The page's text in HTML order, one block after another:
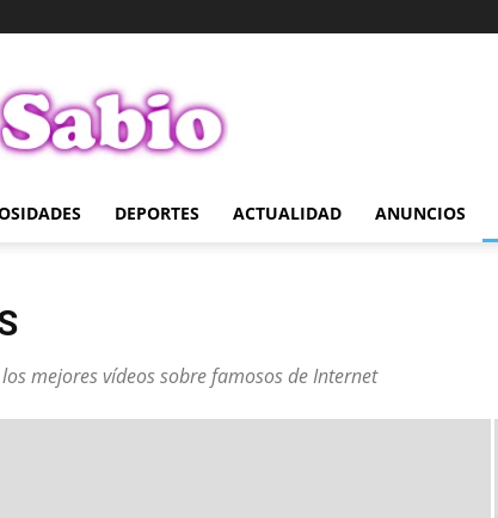
Sabio
DEPORTES ACTUALIDAD ANUNCIOS
mejores vídeos sobre famosos de Internet